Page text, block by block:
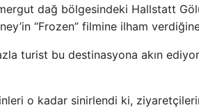
dağ bölgesindeki Hallstatt
“Frozen” filmine ilham verdiğine
turist bu destinasyona akın
o kadar sinirlendi ki,